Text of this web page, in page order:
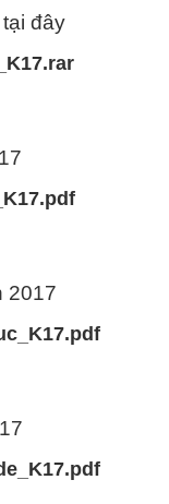
đây
2017